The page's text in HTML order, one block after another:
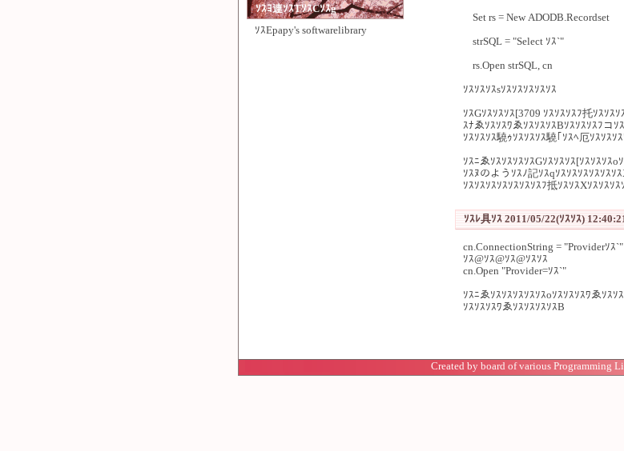
ｿｽﾖ連ｿｽTｿｽCｿｽg
ｿｽEpapy's softwarelibrary
Set rs = New ADODB.Recordset
strSQL = "Select ｿｽ`"
rs.Open strSQL, cn
ｿｽｿｽｿｽsｿｽｿｽｿｽｿｽｿｽ
ｿｽGｿｽｿｽｿｽ[3709 ｿｽｿｽｿｽﾌ托ｿｽｿｽ
ｽﾅゑｿｽｿｽﾜゑｿｽｿｽｿｽBｿｽｿｽｿｽﾌコｿ
ｿｽｿｽｿｽ驍ｩｿｽｿｽｿｽ驍｢ｿｽﾍ厄ｿｽｿｽｿ
ｿｽﾆゑｿｽｿｽｿｽｿｽGｿｽｿｽｿｽ[ｿｽｿｽｿｽo
ｿｽﾇのようｿｽﾉ記ｿｽqｿｽｿｽｿｽｿｽｿｽｿ
ｿｽｿｽｿｽｿｽｿｽｿｽｿｽﾌ抵ｿｽｿｽXｿｽｿｽｿ
ｿｽﾚ具ｿｽ 2011/05/22(ｿｽｿｽ)
cn.ConnectionString = "Providerｿｽ`"
ｿｽ@ｿｽ@ｿｽ@ｿｽｿｽ
cn.Open "Provider=ｿｽ`"
ｿｽﾆゑｿｽｿｽｿｽｿｽｿｽoｿｽｿｽｿｽﾜゑｿｽ
ｿｽｿｽｿｽﾜゑｿｽｿｽｿｽｿｽB
Created by board of various Programming